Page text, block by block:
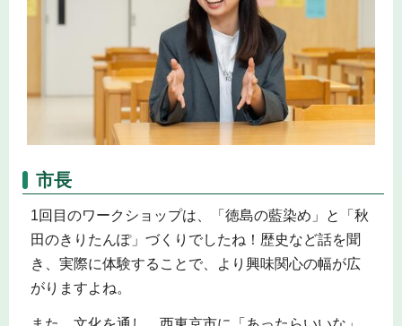
市長
1回目のワークショップは、「徳島の藍染め」と「秋
田のきりたんぽ」づくりでしたね！歴史など話を聞
き、実際に体験することで、より興味関心の幅が広
がりますよね。